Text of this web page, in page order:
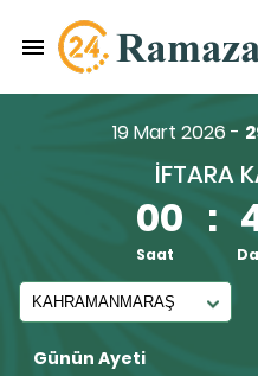
Günün Ayeti
19 Mart 2026 -
İFTARA
00 :
Saat